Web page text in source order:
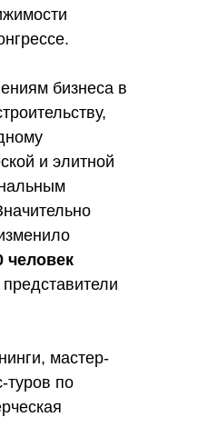
бизнеса в
и элитной
человек
мастер-
туров по